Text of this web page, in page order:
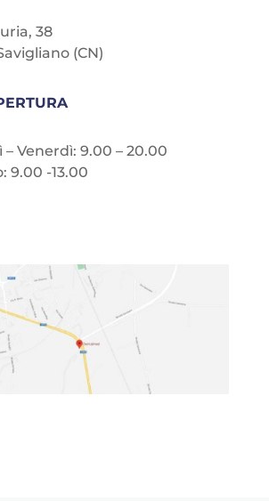
38
(CN)
– Venerdì: 9.00 – 20.00
9.00 -13.00